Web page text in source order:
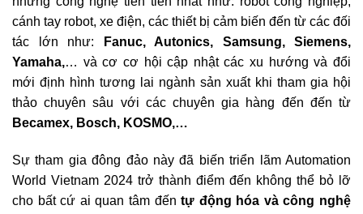
cánh tay robot, xe điện, các thiết bị cảm biến đến từ các đối
tác lớn như:
Fanuc, Autonics, Samsung, Siemens,
Yamaha,… và cơ cơ hội cập nhật các xu hướng và đổi
mới định hình tương lai ngành sản xuất khi tham gia hội
thảo chuyên sâu với các chuyên gia hàng đến đến từ
Becamex, Bosch, KOSMO,…
Sự tham gia đông đảo này đã biến triển lãm Automation
World Vietnam 2024 trở thành điểm đến không thể bỏ lỡ
cho bất cứ ai quan tâm đếntự động hóa và công nghệ